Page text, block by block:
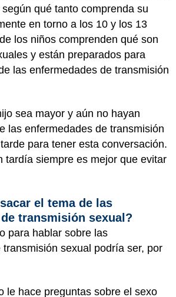
qué tanto comprenda su
en torno a los 10 y los 13
los niños comprenden qué son
y están preparados para
las enfermedades de transmisión
sea mayor y aún no hayan
las enfermedades de transmisión
para tener esta conversación.
tardía siempre es mejor que evitar
el tema de las
transmisión sexual?
para hablar sobre las
sexual podría ser, por
le hace preguntas sobre el sexo